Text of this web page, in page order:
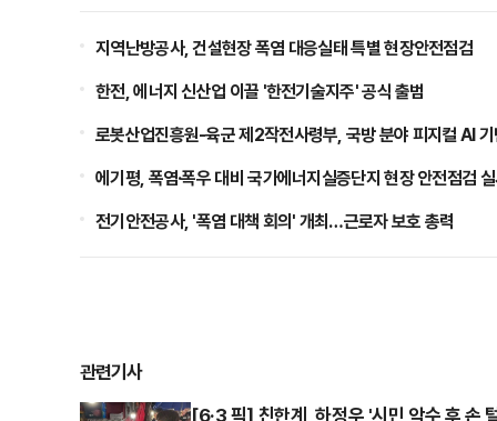
지역난방공사, 건설현장 폭염 대응실태 특별 현장안전점검
한전, 에너지 신산업 이끌 '한전기술지주' 공식 출범
로봇산업진흥원-육군 제2작전사령부, 국방 분야 피지컬 AI
에기평, 폭염·폭우 대비 국가에너지실증단지 현장 안전점검
전기안전공사, '폭염 대책 회의' 개최…근로자 보호 총력
관련기사
[6·3 픽] 친한계, 하정우 '시민 악수 후 손